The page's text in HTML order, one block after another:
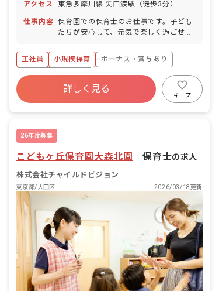
アクセス 東急多摩川線 矢口渡駅（徒歩3分）
仕事内容 保育園での保育士のお仕事です。子ども
たちが安心して、元気で楽しく過ごせる
を共に作っていきましょう!
正社員 小規模保育
ボーナス・賞与あり
年間休日120日以上
寮・住宅・家賃補助あり
社会保険完備
詳しく見る
キープ
26年度募集
こどもヶ丘保育園大森北園 ｜保育士の求人
株式会社チャイルドビジョン
東京都/大田区 2026/03/18更新